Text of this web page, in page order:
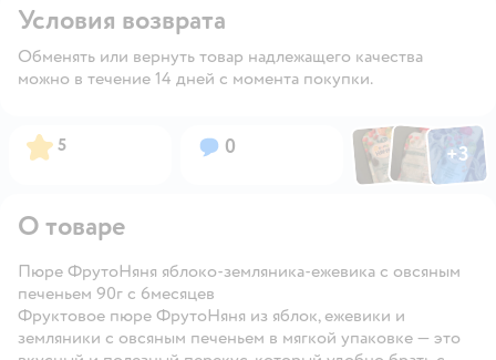
Условия возврата
Обменять или вернуть товар надлежащего качества
можно в течение 14 дней с момента покупки.
Рейтинг:
5 Вопросов:
0 ФотоФотоФото
+3
Открыть
О товаре
Пюре ФрутоНяня яблоко-земляника-ежевика с овсяным
печеньем 90г с 6месяцев
Фруктовое пюре ФрутоНяня из яблок, ежевики и
земляники с овсяным печеньем в мягкой упаковке — это